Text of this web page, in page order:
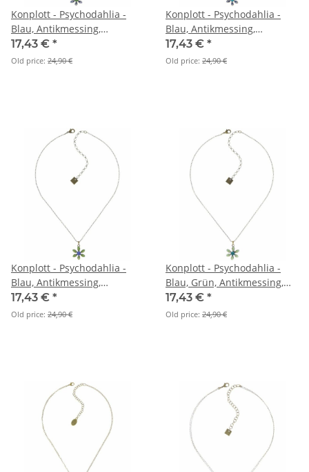
Konplott - Psychodahlia -
Blau, Antikmessing,
Halskette mit Anhänger
17,43 € *
Old price: 24,90 €
Konplott - Psychodahlia -
Blau, Antikmessing,
Halskette mit Anhänger
17,43 € *
Old price: 24,90 €
Konplott - Psychodahlia -
Blau, Antikmessing,
Halskette mit Anhänger
17,43 € *
Old price: 24,90 €
Konplott - Psychodahlia -
Blau, Grün, Antikmessing,
Halskette mit Anhänger
17,43 € *
Old price: 24,90 €